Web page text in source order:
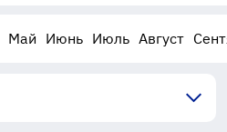
Май Июнь Июль Август